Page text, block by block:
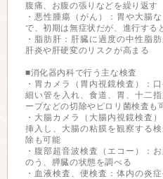
腹痛、お腹の張りなどを繰り返す
・悪性腫瘍（がん）：胃や大腸
で、初期は無症状だが、進行する
・脂肪肝：肝臓に過度の中性脂
肝炎や肝硬変のリスクが高まる
■消化器内科で行う主な検査
・胃カメラ（胃内視鏡検査）：
細い管を入れ、食道、胃、十二
ープなどの切除やピロリ菌検査も
・大腸カメラ（大腸内視鏡検査
挿入し、大腸の粘膜を観察する
除も可能
・腹部超音波検査（エコー）：
のう、膵臓の状態を調べる
・血液検査、便検査：体内の炎